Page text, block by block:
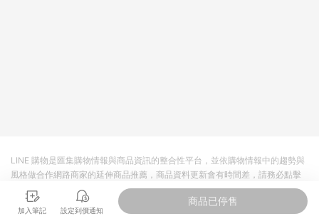
加入筆記 設定到價通知
商品已停售
LINE 購物是匯集購物情報與商品資訊的整合性平台，並依購物情報中的趨勢與
風格做合作網路商家的延伸商品推薦，商品資料更新會有時間差，請務必點擊
商品至各合作網路商家，確認現售價與購物條件，一切資訊以合作廠商網頁為
準。